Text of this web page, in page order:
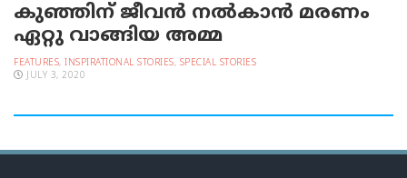
കുഞ്ഞിന് ജീവന്‍ നല്‍കാന്‍ മരണം
ഏറ്റു വാങ്ങിയ അമ്മ
FEATURES, INSPIRATIONAL STORIES, SPECIAL STORIES
JULY 3, 2020